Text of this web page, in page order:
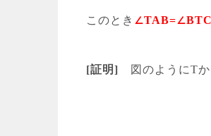
このとき ∠TAB=∠BTC
[証明] 図のようにTか